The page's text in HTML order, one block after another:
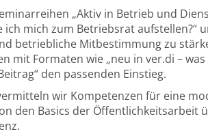
„Aktiv in Betrieb und
ich mich zum Betriebsrat aufstellen?“
betriebliche Mitbestimmung zu
mit Formaten wie „neu in ver.di –
den passenden Einstieg.
wir Kompetenzen für eine
den Basics der Öffentlichkeitsarbeit